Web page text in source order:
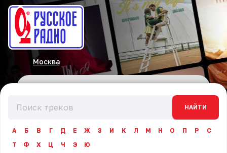
Москва
НАЙТИ
А Б В Г Д Е Ж З И К Л М Н О П Р
С
Т
Ф Х Ц Ч Э
Ю